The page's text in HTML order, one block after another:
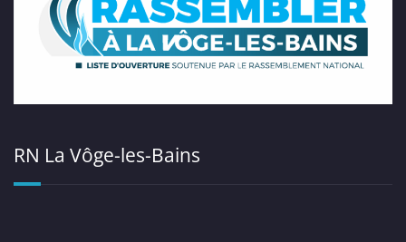
RN La Vôge-les-Bains